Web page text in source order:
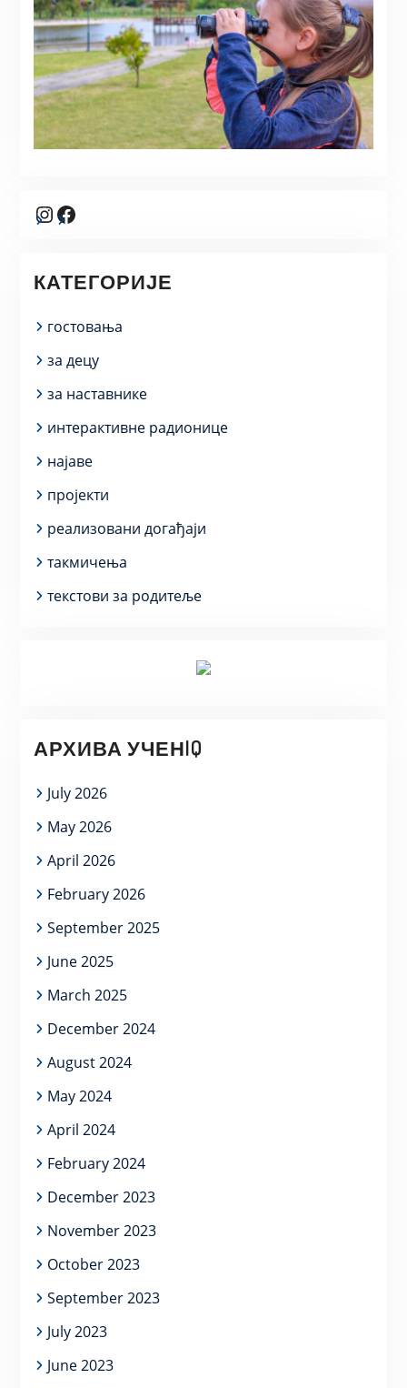
Instagram
Facebook
КАТЕГОРИЈЕ
гостовања
за децу
за наставнике
интерактивне радионице
најаве
пројекти
реализовани догађаји
такмичења
текстови за родитеље
АРХИВА УЧЕНIQ
July 2026
May 2026
April 2026
February 2026
September 2025
June 2025
March 2025
December 2024
August 2024
May 2024
April 2024
February 2024
December 2023
November 2023
October 2023
September 2023
July 2023
June 2023